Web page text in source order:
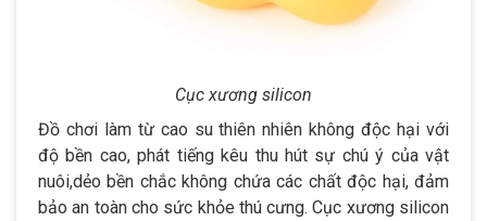
Cục xương silicon
Đồ chơi làm từ cao su thiên nhiên không độc hại với
độ bền cao, phát tiếng kêu thu hút sự chú ý của vật
nuôi,dẻo bền chắc không chứa các chất độc hại, đảm
bảo an toàn cho sức khỏe thú cưng. Cục xương silicon